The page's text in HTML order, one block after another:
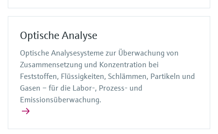
Optische Analyse
Optische Analysesysteme zur Überwachung von
Zusammensetzung und Konzentration bei
Feststoffen, Flüssigkeiten, Schlämmen, Partikeln und
Gasen – für die Labor-, Prozess- und
Emissionsüberwachung.